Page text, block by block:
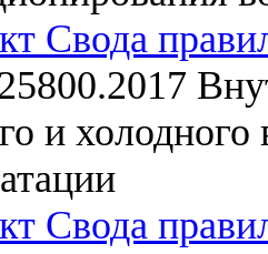
Свода
и
Свода